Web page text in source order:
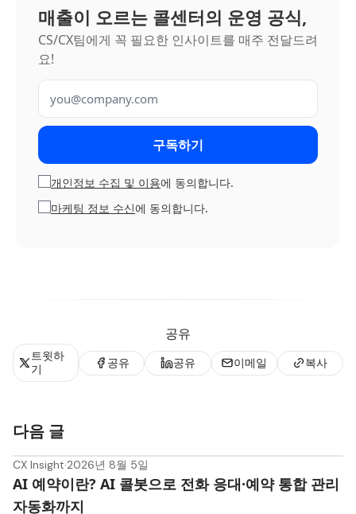
매출이 오르는 콜센터의 운영 공식,
CS/CX팀에게 꼭 필요한 인사이트를 매주 전달드려
요!
구독하기
개인정보 수집 및 이용에 동의합니다.
마케팅 정보 수신에 동의합니다.
공유
트윗하
기
공유 공유 이메일 복사
다음 글
CX Insight·2026년 8월 5일
AI 예약이란? AI 콜봇으로 전화 응대·예약 통합 관리
자동화까지